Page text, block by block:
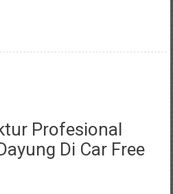
Profesional
Di Car Free